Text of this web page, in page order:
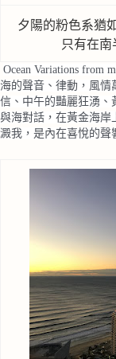
夕陽的粉色系猶
只有在
Ocean Variations from
海的聲音、律動，風情
信、中午的豔麗狂湧
與海對話，在黃金海岸
澱我，是內在喜悅的